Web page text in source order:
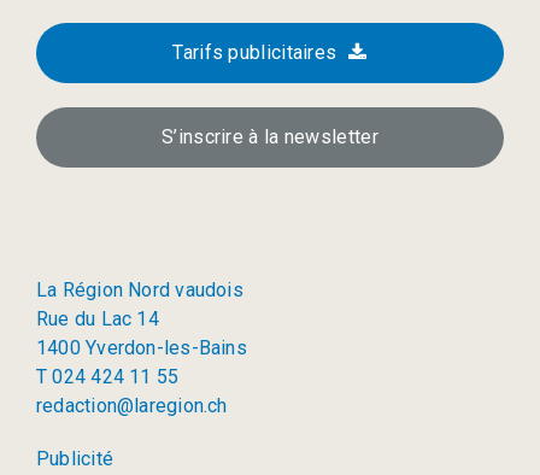
Tarifs publicitaires
S’inscrire à la newsletter
La Région Nord vaudois
Rue du Lac 14
1400 Yverdon-les-Bains
T 024 424 11 55
redaction@laregion.ch
Publicité